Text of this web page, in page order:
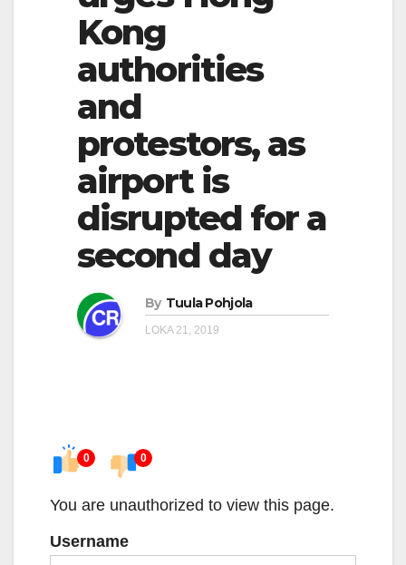
Kong
authorities
and
protestors, as
airport is
disrupted for a
second day
By Tuula Pohjola
LOKA 21, 2019
0 0
You are unauthorized to view this page.
Username